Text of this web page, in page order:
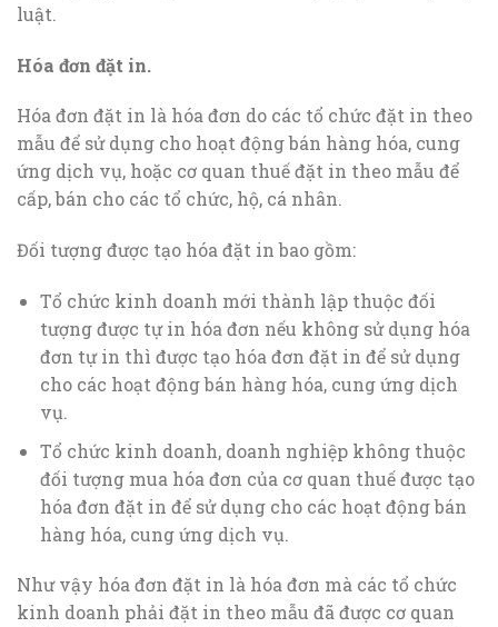
luật.
Hóa đơn đặt in.
Hóa đơn đặt in là hóa đơn do các tổ chức đặt in theo
mẫu để sử dụng cho hoạt động bán hàng hóa, cung
ứng dịch vụ, hoặc cơ quan thuế đặt in theo mẫu để
cấp, bán cho các tổ chức, hộ, cá nhân.
Đối tượng được tạo hóa đặt in bao gồm:
Tổ chức kinh doanh mới thành lập thuộc đối
tượng được tự in hóa đơn nếu không sử dụng hóa
đơn tự in thì được tạo hóa đơn đặt in để sử dụng
cho các hoạt động bán hàng hóa, cung ứng dịch
vụ.
Tổ chức kinh doanh, doanh nghiệp không thuộc
đối tượng mua hóa đơn của cơ quan thuế được tạo
hóa đơn đặt in để sử dụng cho các hoạt động bán
hàng hóa, cung ứng dịch vụ.
Như vậy hóa đơn đặt in là hóa đơn mà các tổ chức
kinh doanh phải đặt in theo mẫu đã được cơ quan